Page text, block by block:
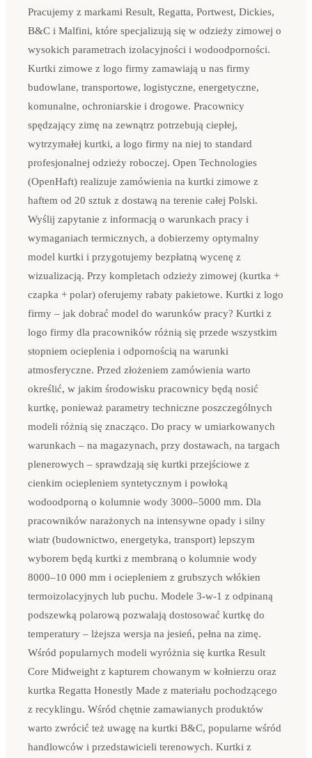
Pracujemy z markami Result, Regatta, Portwest, Dickies,
B&C i Malfini, które specjalizują się w odzieży zimowej o
wysokich parametrach izolacyjności i wodoodporności.
Kurtki zimowe z logo firmy zamawiają u nas firmy
budowlane, transportowe, logistyczne, energetyczne,
komunalne, ochroniarskie i drogowe. Pracownicy
spędzający zimę na zewnątrz potrzebują ciepłej,
wytrzymałej kurtki, a logo firmy na niej to standard
profesjonalnej odzieży roboczej. Open Technologies
(OpenHaft) realizuje zamówienia na kurtki zimowe z
haftem od 20 sztuk z dostawą na terenie całej Polski.
Wyślij zapytanie z informacją o warunkach pracy i
wymaganiach termicznych, a dobierzemy optymalny
model kurtki i przygotujemy bezpłatną wycenę z
wizualizacją. Przy kompletach odzieży zimowej (kurtka +
czapka + polar) oferujemy rabaty pakietowe. Kurtki z logo
firmy – jak dobrać model do warunków pracy? Kurtki z
logo firmy dla pracowników różnią się przede wszystkim
stopniem ocieplenia i odpornością na warunki
atmosferyczne. Przed złożeniem zamówienia warto
określić, w jakim środowisku pracownicy będą nosić
kurtkę, ponieważ parametry techniczne poszczególnych
modeli różnią się znacząco. Do pracy w umiarkowanych
warunkach – na magazynach, przy dostawach, na targach
plenerowych – sprawdzają się kurtki przejściowe z
cienkim ociepleniem syntetycznym i powłoką
wodoodporną o kolumnie wody 3000–5000 mm. Dla
pracowników narażonych na intensywne opady i silny
wiatr (budownictwo, energetyka, transport) lepszym
wyborem będą kurtki z membraną o kolumnie wody
8000–10 000 mm i ociepleniem z grubszych włókien
termoizolacyjnych lub puchu. Modele 3-w-1 z odpinaną
podszewką polarową pozwalają dostosować kurtkę do
temperatury – lżejsza wersja na jesień, pełna na zimę.
Wśród popularnych modeli wyróżnia się kurtka Result
Core Midweight z kapturem chowanym w kołnierzu oraz
kurtka Regatta Honestly Made z materiału pochodzącego
z recyklingu. Wśród chętnie zamawianych produktów
warto zwrócić też uwagę na kurtki B&C, popularne wśród
handlowców i przedstawicieli terenowych. Kurtki z